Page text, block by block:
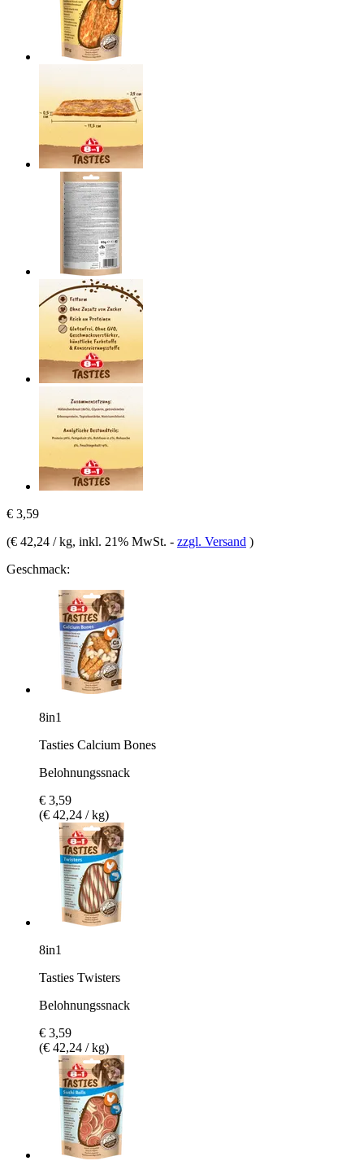
€ 3,59
(€ 42,24 / kg, inkl. 21% MwSt. - zzgl. Versand )
Geschmack:
8in1
Tasties Calcium Bones
Belohnungssnack
€ 3,59
(€ 42,24 / kg)
8in1
Tasties Twisters
Belohnungssnack
€ 3,59
(€ 42,24 / kg)